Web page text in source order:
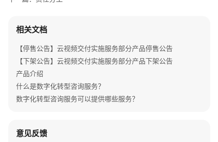
咨
规
划
上
云
与
实
上
相关文档
【停售公告】云视频交付实施服务部分产品停售公告
【下架公告】云视频交付实施服务部分产品下架公告
产品介绍
什么是数字化转型咨询服务？
数字化转型咨询服务可以提供哪些服务？
意见反馈